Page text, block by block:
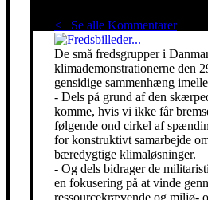
< Se alle KommentarerRed
De små fredsgrupper i
klimademonstrationerne den
gensidige sammenhæng
- Dels på grund af den
komme, hvis vi ikke får
følgende ond cirkel af
for konstruktivt samarbejde
bæredygtige klimaløsninger.
- Og dels bidrager de
en fokusering på at vinde
ressourcekrævende og miljø-